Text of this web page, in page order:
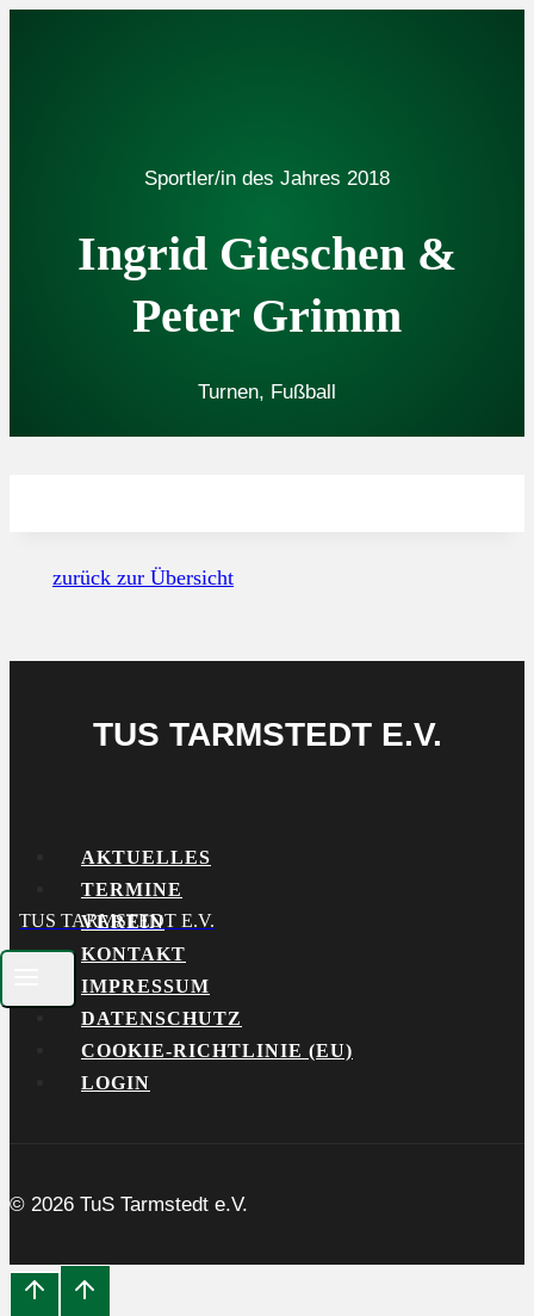
TUS TARMSTEDT E.V.
Sportler/in des Jahres 2018
Ingrid Gieschen &
Peter Grimm
Turnen, Fußball
zurück zur Übersicht
TUS TARMSTEDT E.V.
AKTUELLES
TERMINE
VEREIN
KONTAKT
IMPRESSUM
DATENSCHUTZ
COOKIE-RICHTLINIE (EU)
LOGIN
© 2026 TuS Tarmstedt e.V.